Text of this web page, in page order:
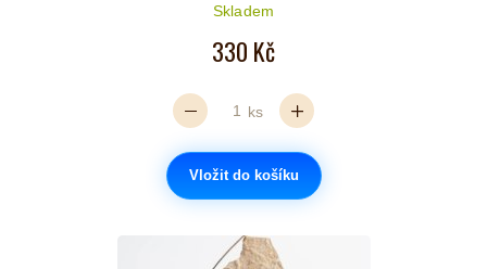
Skladem
330 Kč
ks
Vložit do košíku